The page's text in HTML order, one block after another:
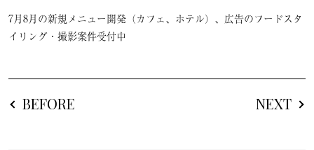
7月8月の新規メニュー開発（カフェ、ホテル）、広告のフードスタ
イリング・撮影案件受付中
BEFORE NEXT